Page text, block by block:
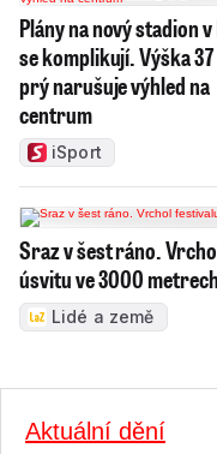
Plány na nový stadion
se komplikují. Výška
prý narušuje výhled na
centrum
iSport
Sraz v šest ráno.
úsvitu ve 3000 metrech
Lidé a země
Aktuální dění